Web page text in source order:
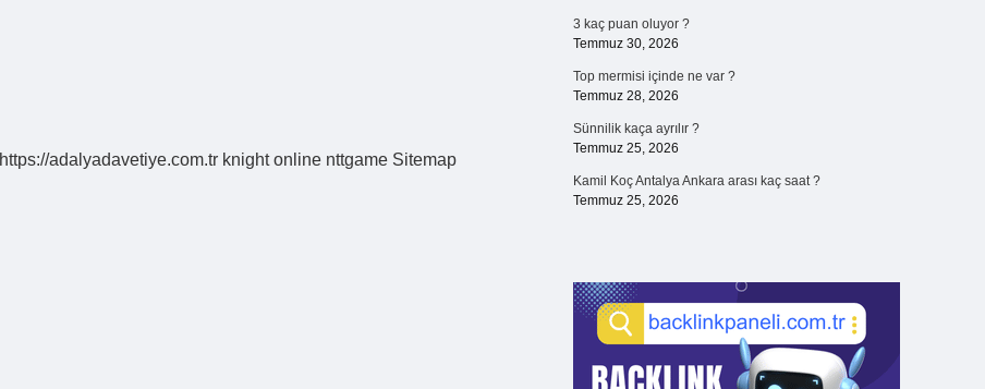
https://adalyadavetiye.com.tr knight online nttgame Sitemap
3 kaç puan oluyor ?
Temmuz 30, 2026
Top mermisi içinde ne var ?
Temmuz 28, 2026
Sünnilik kaça ayrılır ?
Temmuz 25, 2026
Kamil Koç Antalya Ankara arası kaç saat ?
Temmuz 25, 2026